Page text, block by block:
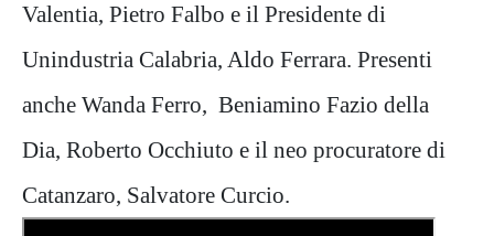
Valentia, Pietro Falbo e il Presidente di
Unindustria Calabria, Aldo Ferrara. Presenti
anche Wanda Ferro, Beniamino Fazio della
Dia, Roberto Occhiuto e il neo procuratore di
Catanzaro, Salvatore Curcio.